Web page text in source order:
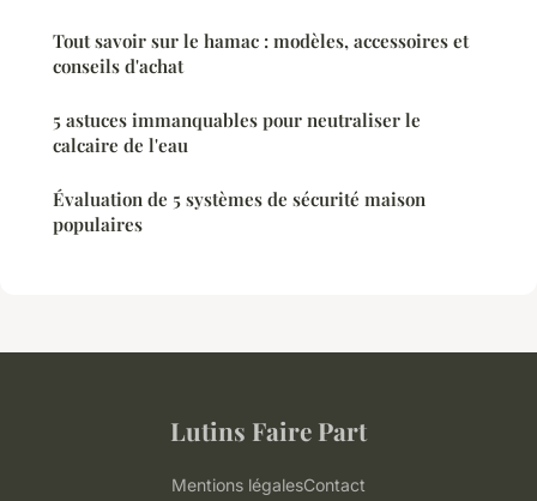
Tout savoir sur le hamac : modèles, accessoires et
conseils d'achat
5 astuces immanquables pour neutraliser le
calcaire de l'eau
Évaluation de 5 systèmes de sécurité maison
populaires
Lutins Faire Part
Mentions légalesContact